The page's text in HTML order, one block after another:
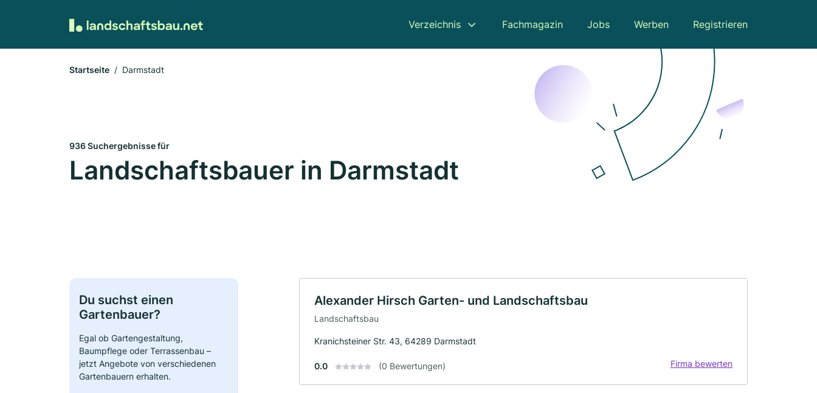
Verzeichnis Fachmagazin Jobs Werben Registrieren
Startseite Darmstadt
936 Suchergebnisse für
Landschaftsbauer in Darmstadt
Du suchst einen
Gartenbauer?
Egal ob Gartengestaltung,
Baumpflege oder Terrassenbau –
jetzt Angebote von verschiedenen
Gartenbauern erhalten.
Alexander Hirsch Garten- und Landschaftsbau
Landschaftsbau
Kranichsteiner Str. 43, 64289 Darmstadt
0.0 (0 Bewertungen) Firma bewerten